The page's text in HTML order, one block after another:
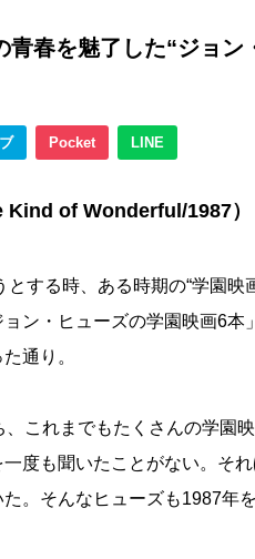
青春を魅了した“ジョン
Pocket LINE
Kind of Wonderful/1987）
する時、ある時期の“学園
ン・ヒューズの学園映画6本
通り。
これまでもたくさんの学園
度も聞いたことがない。そ
た。そんなヒューズも1987年